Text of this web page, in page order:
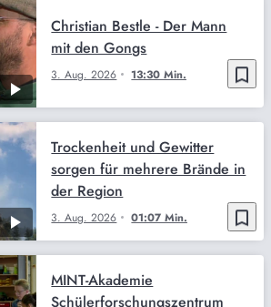
bookmark_border
3. Aug. 2026 13:30 Min.
Christian Bestle - Der Mann
mit den Gongs
bookmark_border
3. Aug. 2026 01:07 Min.
Trockenheit und Gewitter
sorgen für mehrere Brände in
der Region
MINT-Akademie
Schülerforschungszentrum